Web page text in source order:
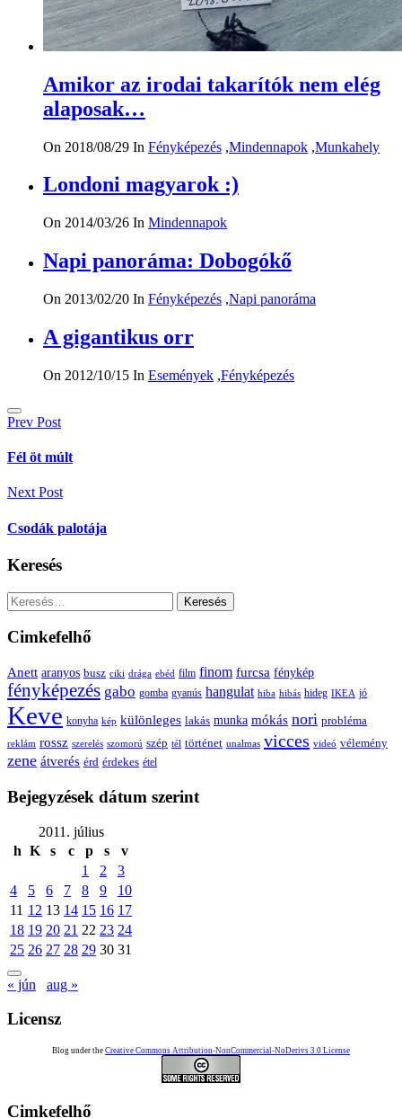
Amikor az irodai takarítók nem elég
alaposak…
On 2018/08/29 In Fényképezés ,Mindennapok ,Munkahely
Londoni magyarok :)
On 2014/03/26 In Mindennapok
Napi panoráma: Dobogókő
On 2013/02/20 In Fényképezés ,Napi panoráma
A gigantikus orr
On 2012/10/15 In Események ,Fényképezés
Bejegyzés
navigáció
Prev Post
Fél öt múlt
Next Post
Csodák palotája
Keresés
Keresés:
Cimkefelhő
Anett aranyos busz ciki drága ebéd film finom furcsa fénykép
fényképezés gabo gomba gyanús hangulat hiba hibás hideg IKEA jó
Keve konyha kép különleges lakás munka mókás nori probléma
reklám rossz szerelés szomorú szép tél történet unalmas vicces videó vélemény
zene átverés érd érdekes étel
Bejegyzések dátum szerint
2011. július
h K s c p s
v
1
2
3
4
5 6 7 8 9
10
11 12 13 14 15 16 17
18 19 20 21 22 23 24
25 26 27 28 29 30 31
« jún aug »
Licensz
Blog under the Creative Commons Attribution-NonCommercial-NoDerivs 3.0 License
Cimkefelhő